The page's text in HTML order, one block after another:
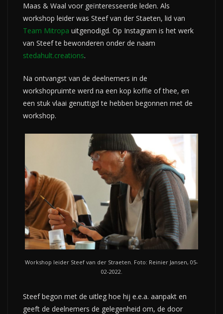
Maas & Waal voor geïnteresseerde leden. Als
workshop leider was Steef van der Staeten, lid van
Team Mitropa uitgenodigd. Op Instagram is het werk
van Steef te bewonderen onder de naam
stedahult.creations.
Na ontvangst van de deelnemers in de
workshopruimte werd na een kop koffie of thee, en
een stuk vlaai genuttigd te hebben begonnen met de
workshop.
Workshop leider Steef van der Straeten. Foto: Reinier Jansen, 05-
02-2022.
Steef begon met de uitleg hoe hij e.e.a. aanpakt en
geeft de deelnemers de gelegenheid om, de door